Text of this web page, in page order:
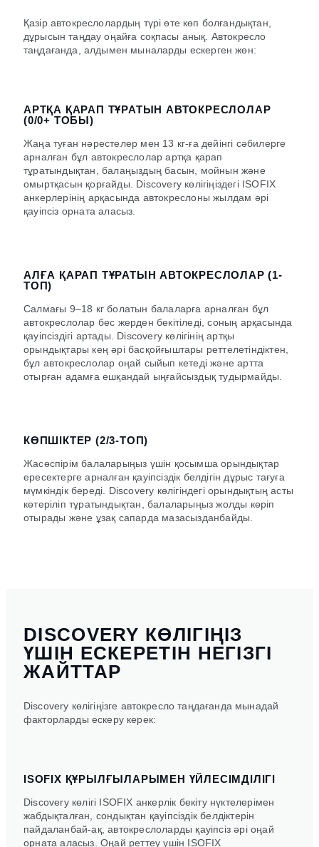
Қазір автокреслолардың түрі өте көп болғандықтан,
дұрысын таңдау оңайға соқпасы анық. Автокресло
таңдағанда, алдымен мыналарды ескерген жөн:
АРТҚА ҚАРАП ТҰРАТЫН АВТОКРЕСЛОЛАР
(0/0+ ТОБЫ)
Жаңа туған нәрестелер мен 13 кг-ға дейінгі сәбилерге
арналған бұл автокреслолар артқа қарап
тұратындықтан, балаңыздың басын, мойнын және
омыртқасын қорғайды. Discovery көлігіңіздегі ISOFIX
анкерлерінің арқасында автокреслоны жылдам әрі
қауіпсіз орната аласыз.
АЛҒА ҚАРАП ТҰРАТЫН АВТОКРЕСЛОЛАР (1-
ТОП)
Салмағы 9–18 кг болатын балаларға арналған бұл
автокреслолар бес жерден бекітіледі, соның арқасында
қауіпсіздігі артады. Discovery көлігінің артқы
орындықтары кең әрі басқойғыштары реттелетіндіктен,
бұл автокреслолар оңай сыйып кетеді және артта
отырған адамға ешқандай ыңғайсыздық тудырмайды.
КӨПШІКТЕР (2/3-ТОП)
Жасөспірім балаларыңыз үшін қосымша орындықтар
ересектерге арналған қауіпсіздік белдігін дұрыс тағуға
мүмкіндік береді. Discovery көлігіндегі орындықтың асты
көтеріліп тұратындықтан, балаларыңыз жолды көріп
отырады және ұзақ сапарда мазасызданбайды.
DISCOVERY КӨЛІГІҢІЗ
ҮШІН ЕСКЕРЕТІН НЕГІЗГІ
ЖАЙТТАР
Discovery көлігіңізге автокресло таңдағанда мынадай
факторларды ескеру керек:
ISOFIX ҚҰРЫЛҒЫЛАРЫМЕН ҮЙЛЕСІМДІЛІГІ
Discovery көлігі ISOFIX анкерлік бекіту нүктелерімен
жабдықталған, сондықтан қауіпсіздік белдіктерін
пайдаланбай-ақ, автокреслоларды қауіпсіз әрі оңай
орната аласыз. Оңай реттеу үшін ISOFIX